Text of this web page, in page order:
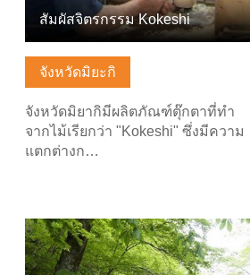
จังหวัดมิยะกิ
จังหวัดมิยากิมีผลิตภัณฑ์ตุ๊กตาที่ทำ
จากไม้เรียกว่า "Kokeshi" ซึ่งมีความ
แตกต่างก…
สัมผัสจิตรกรรม Kokeshi
ดูข้อมูลพื้นฐาน